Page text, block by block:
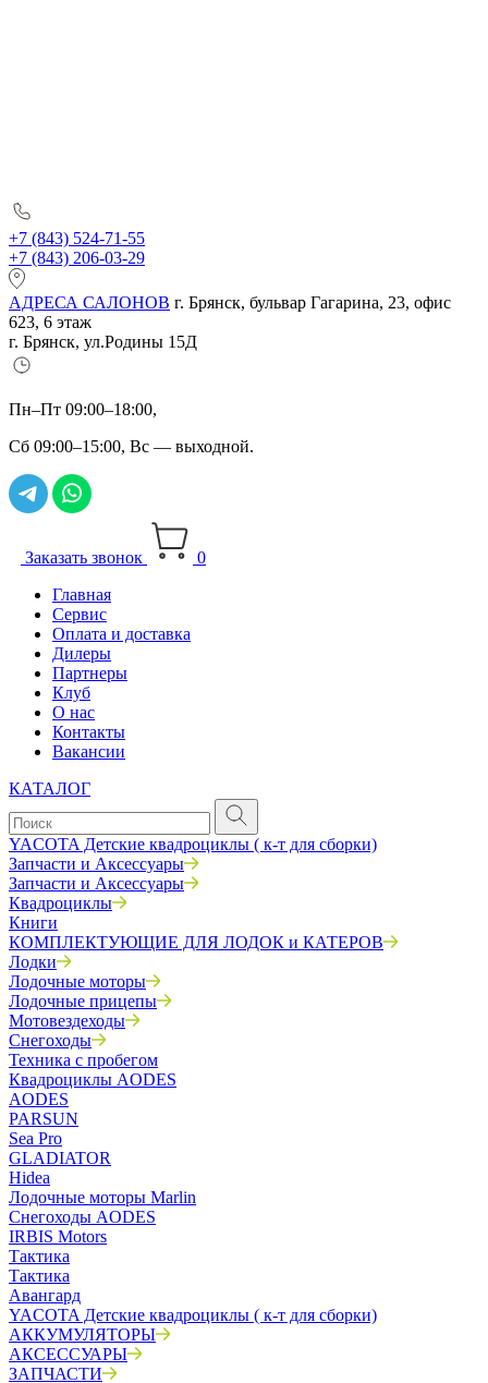
+7 (843) 524-71-55
+7 (843) 206-03-29
АДРЕСА САЛОНОВ г. Брянск, бульвар Гагарина, 23, офис
623, 6 этаж
г. Брянск, ул.Родины 15Д
Пн–Пт 09:00–18:00,
Сб 09:00–15:00, Вс — выходной.
Заказать звонок
0
Главная
Сервис
Оплата и доставка
Дилеры
Партнеры
Клуб
О нас
Контакты
Вакансии
КАТАЛОГ
YACOTA Детские квадроциклы ( к-т для сборки)
Запчасти и Аксессуары
Запчасти и Аксессуары
Квадроциклы
Книги
КОМПЛЕКТУЮЩИЕ ДЛЯ ЛОДОК и КАТЕРОВ
Лодки
Лодочные моторы
Лодочные прицепы
Мотовездеходы
Снегоходы
Техника с пробегом
Квадроциклы AODES
AODES
PARSUN
Sea Pro
GLADIATOR
Hidea
Лодочные моторы Marlin
Снегоходы AODES
IRBIS Motors
Тактика
Тактика
Авангард
YACOTA Детские квадроциклы ( к-т для сборки)
АККУМУЛЯТОРЫ
АКСЕССУАРЫ
ЗАПЧАСТИ